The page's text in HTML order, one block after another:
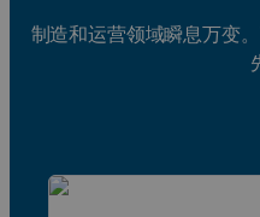
制造和运营领域瞬息万变